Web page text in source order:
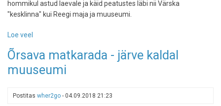
hommikul astud laevale ja käid peatustes läbi nii Värska
"kesklinna" kui Reegi maja ja muuseumi.
Loe veel
nagu
Veneetsias
Õrsava matkarada - järve kaldal
muuseumi
Postitas wher2go - 04.09.2018 21:23